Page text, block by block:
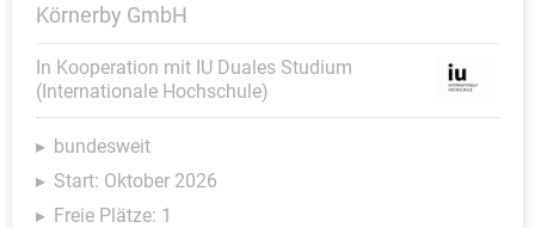
Körnerby GmbH
In Kooperation mit IU Duales Studium
(Internationale Hochschule)
bundesweit
Start: Oktober 2026
Freie Plätze: 1